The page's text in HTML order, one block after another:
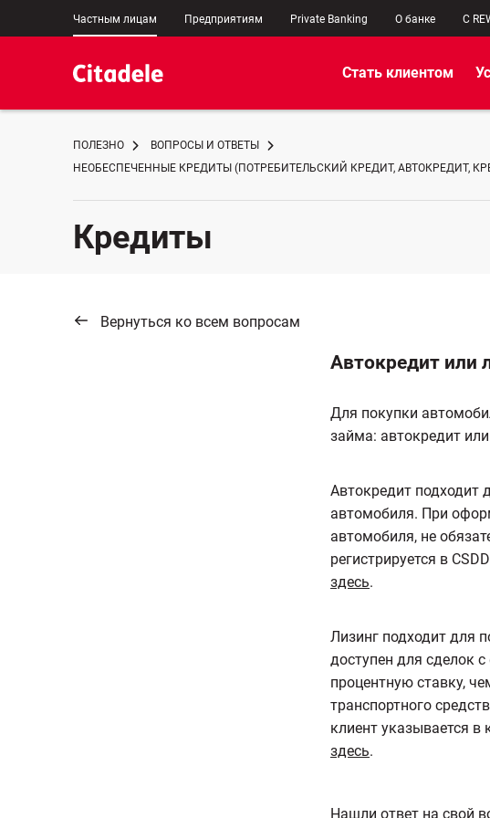
Частным лицам Предприятиям Private Banking О банке C
Стать клиентом
ПОЛЕЗНО
ВОПРОСЫ И ОТВЕТЫ
НЕОБЕСПЕЧЕННЫЕ КРЕДИТЫ (ПОТРЕБИТЕЛЬСКИЙ КРЕДИТ,
Кредиты
Вернуться ко всем вопросам
Автокредит или
Для покупки
займа: автокредит
Автокредит подходит
автомобиля. При
автомобиля, не
регистрируется в
здесь.
Лизинг подходит для
доступен для сделок
процентную ставку,
транспортного
клиент указывается в
здесь.
Нашли ответ на свой